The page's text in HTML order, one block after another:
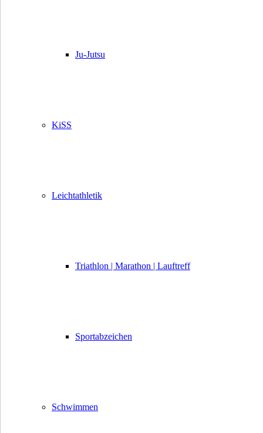
Ju-Jutsu
KiSS
Leichtathletik
Triathlon | Marathon | Lauftreff
Sportabzeichen
Schwimmen